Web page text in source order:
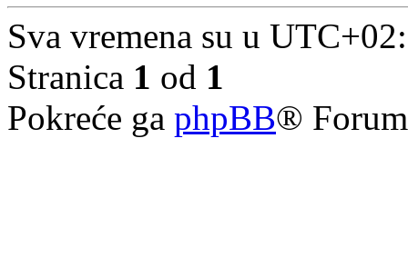
Sva vremena su u
Stranica 1 od 1
Pokreće ga phpBB®